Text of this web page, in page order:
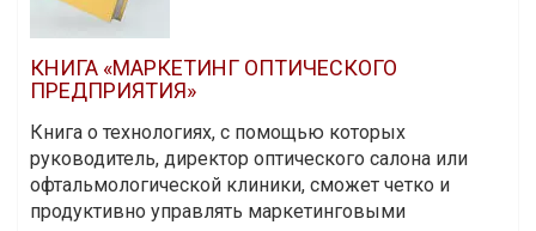
КНИГА «МАРКЕТИНГ ОПТИЧЕСКОГО
ПРЕДПРИЯТИЯ»
Книга о технологиях, с помощью которых
руководитель, директор оптического салона или
офтальмологической клиники, сможет четко и
продуктивно управлять маркетинговыми